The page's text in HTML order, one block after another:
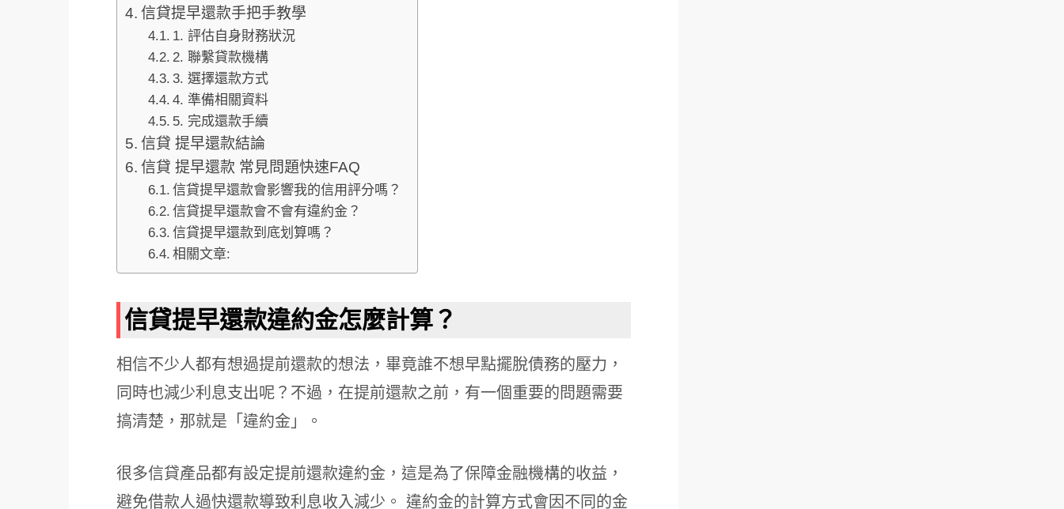
信貸提早還款手把手教學
1. 評估自身財務狀況
2. 聯繫貸款機構
3. 選擇還款方式
4. 準備相關資料
5. 完成還款手續
信貸 提早還款結論
信貸 提早還款 常見問題快速FAQ
信貸提早還款會影響我的信用評分嗎？
信貸提早還款會不會有違約金？
信貸提早還款到底划算嗎？
相關文章:
信貸提早還款違約金怎麼計算？
相信不少人都有想過提前還款的想法，畢竟誰不想早點擺脫債務的壓力，
同時也減少利息支出呢？不過，在提前還款之前，有一個重要的問題需要
搞清楚，那就是「違約金」。
很多信貸產品都有設定提前還款違約金，這是為了保障金融機構的收益，
避免借款人過快還款導致利息收入減少。 違約金的計算方式會因不同的金